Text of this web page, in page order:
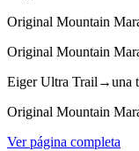
Original Mountain
Original Mountain
Eiger Ultra Trail →una
Original Mountain
Ver página completa